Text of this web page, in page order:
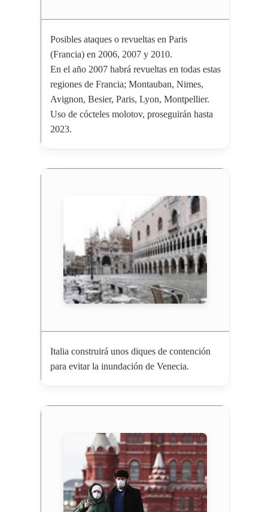
Posibles ataques o revueltas en Paris
(Francia) en 2006, 2007 y 2010.
En el año 2007 habrá revueltas en todas estas
regiones de Francia; Montauban, Nimes,
Avignon, Besier, Paris, Lyon, Montpellier.
Uso de cócteles molotov, proseguirán hasta
2023.
Italia construirá unos diques de contención
para evitar la inundación de Venecia.